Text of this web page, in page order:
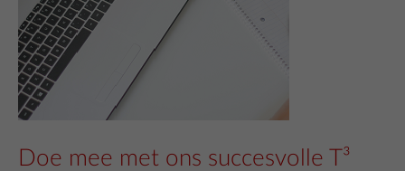
Doe mee met ons succesvolle T³